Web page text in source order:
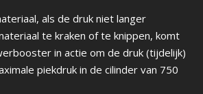
als de druk niet langer
te kraken of te knippen, komt
in actie om de druk (tijdelijk)
piekdruk in de cilinder van 750